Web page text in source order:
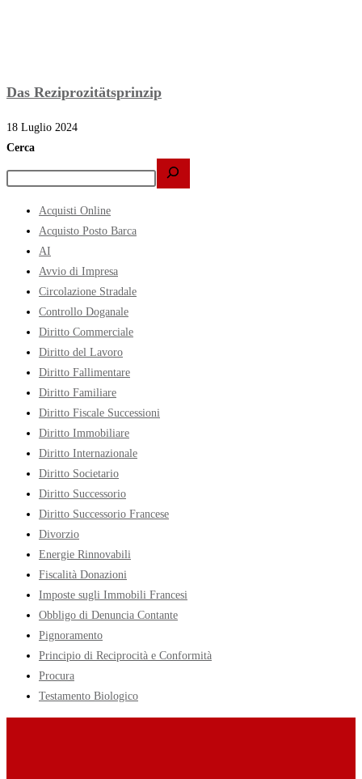
Das Reziprozitätsprinzip
18 Luglio 2024
Cerca
Acquisti Online
Acquisto Posto Barca
AI
Avvio di Impresa
Circolazione Stradale
Controllo Doganale
Diritto Commerciale
Diritto del Lavoro
Diritto Fallimentare
Diritto Familiare
Diritto Fiscale Successioni
Diritto Immobiliare
Diritto Internazionale
Diritto Societario
Diritto Successorio
Diritto Successorio Francese
Divorzio
Energie Rinnovabili
Fiscalità Donazioni
Imposte sugli Immobili Francesi
Obbligo di Denuncia Contante
Pignoramento
Principio di Reciprocità e Conformità
Procura
Testamento Biologico